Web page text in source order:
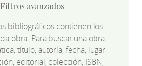
Filtros avanzados
bibliográficos contienen los
obra. Para buscar una obra
título, autoría, fecha, lugar
editorial, colección, ISBN,